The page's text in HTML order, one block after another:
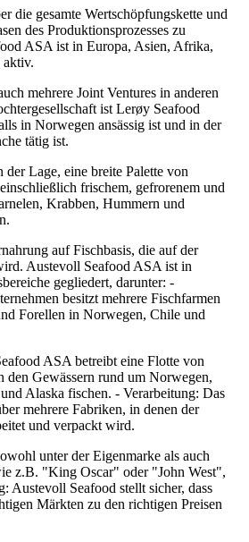
die gesamte Wertschöpfungskette und
des Produktionsprozesses zu
ASA ist in Europa, Asien, Afrika,
aktiv.
mehrere Joint Ventures in anderen
ist Lerøy Seafood
in Norwegen ansässig ist und in der
tätig ist.
der Lage, eine breite Palette von
einschließlich frischem, gefrorenem und
Krabben, Hummern und
auf Fischbasis, die auf der
Austevoll Seafood ASA ist in
gegliedert, darunter: -
besitzt mehrere Fischfarmen
Forellen in Norwegen, Chile und
ASA betreibt eine Flotte von
den Gewässern rund um Norwegen,
Alaska fischen. - Verarbeitung: Das
mehrere Fabriken, in denen der
und verpackt wird.
unter der Eigenmarke als auch
z.B. "King Oscar" oder "John West",
Austevoll Seafood stellt sicher, dass
Märkten zu den richtigen Preisen